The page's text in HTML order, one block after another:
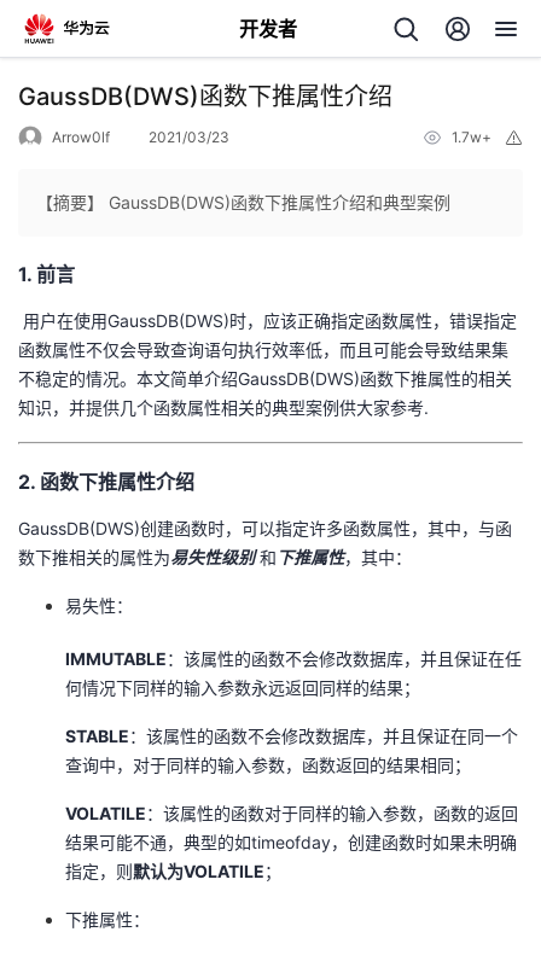
开发者
返
个
人
主
页
我
的
发
GaussDB(DWS)函数下推属性介绍
Arrow0lf 2021/03/23 1.7w+
【摘要】 GaussDB(DWS)函数下推属性介绍和典型案例
1. 前言
​ 用户在使用GaussDB(DWS)时，应该正确指定函数属性，错误指定
函数属性不仅会导致查询语句执行效率低，而且可能会导致结果集
不稳定的情况。本文简单介绍GaussDB(DWS)函数下推属性的相关
知识，并提供几个函数属性相关的典型案例供大家参考.
2. 函数下推属性介绍
GaussDB(DWS)创建函数时，可以指定许多函数属性，其中，与函
数下推相关的属性为易失性级别 和 下推属性，其中：
易失性：
IMMUTABLE：该属性的函数不会修改数据库，并且保证在任
何情况下同样的输入参数永远返回同样的结果；
STABLE：该属性的函数不会修改数据库，并且保证在同一个
查询中，对于同样的输入参数，函数返回的结果相同；
VOLATILE：该属性的函数对于同样的输入参数，函数的返回
结果可能不通，典型的如timeofday，创建函数时如果未明确
指定，则默认为VOLATILE；
下推属性：